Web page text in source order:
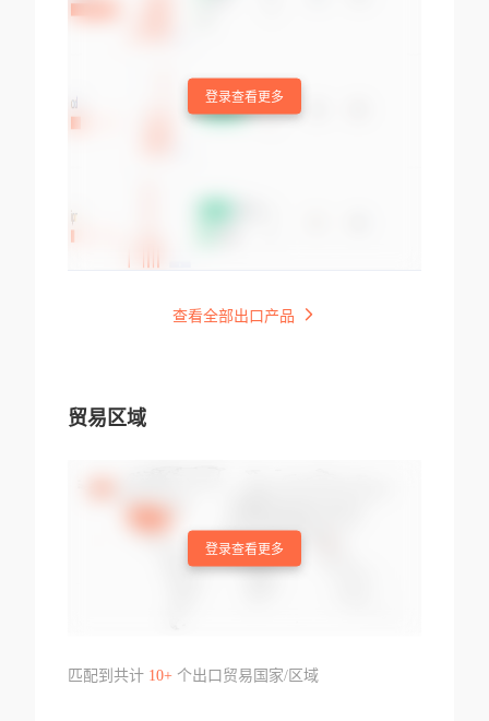
登录查看更多
查看全部出口产品
贸易区域
登录查看更多
匹配到共计 10+个出口贸易国家/区域